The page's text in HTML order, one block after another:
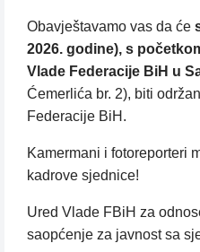
Obavještavamo vas da će
2026. godine), s
Vlade Federacije BiH u
Ćemerlića br. 2), biti
Federacije BiH.
Kamermani i fotoreporteri
kadrove sjednice!
Ured Vlade FBiH za
saopćenje za javnost sa